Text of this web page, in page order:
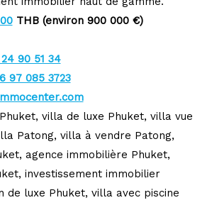
THB (environ 900 000 €)
90 51 34
97 085 3723
villa de luxe Phuket, villa vue
Patong, villa à vendre Patong,
agence immobilière Phuket,
investissement immobilier
de luxe Phuket, villa avec piscine